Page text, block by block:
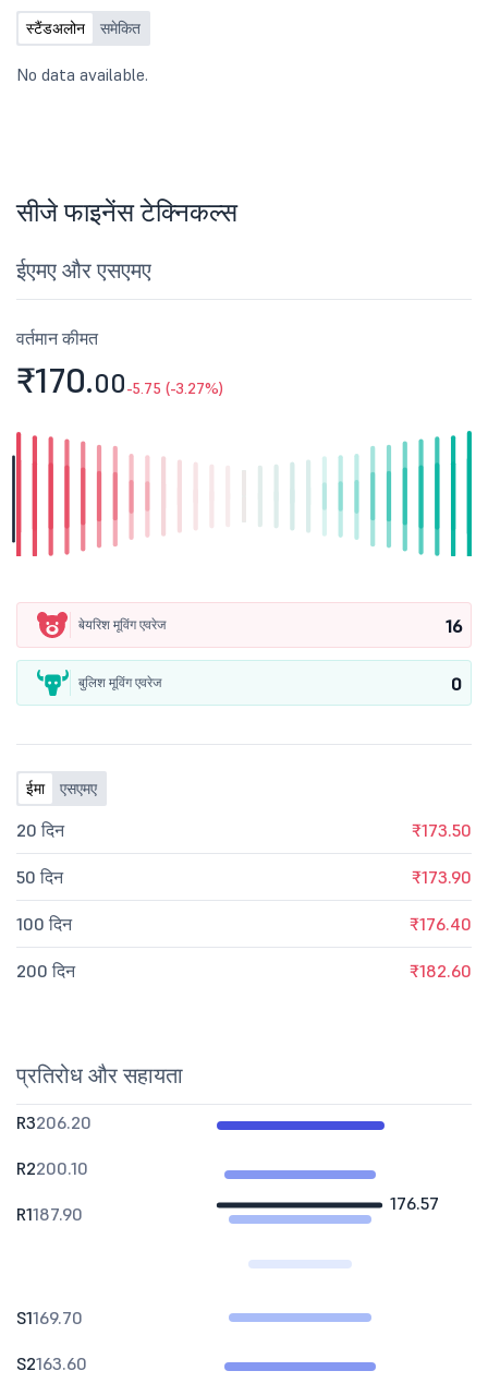
स्टैंडअलोन समेकित
No data available.
सीजे फाइनेंस टेक्निकल्स
ईएमए और एसएमए
वर्तमान कीमत
₹170.00-5.75 (-3.27%)
बेयरिश मूविंग एवरेज 16
बुलिश मूविंग एवरेज 0
ईमा एसएमए
20 दिन ₹173.50
50 दिन ₹173.90
100 दिन ₹176.40
200 दिन ₹182.60
प्रतिरोध और सहायता
176.57
R3206.20
R2200.10
R1187.90
S1169.70
S2163.60